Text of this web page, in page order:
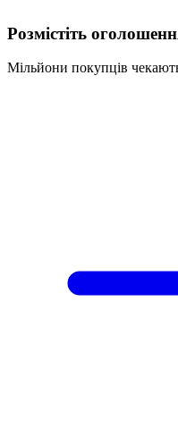
Розмістіть
Мільйони покупців